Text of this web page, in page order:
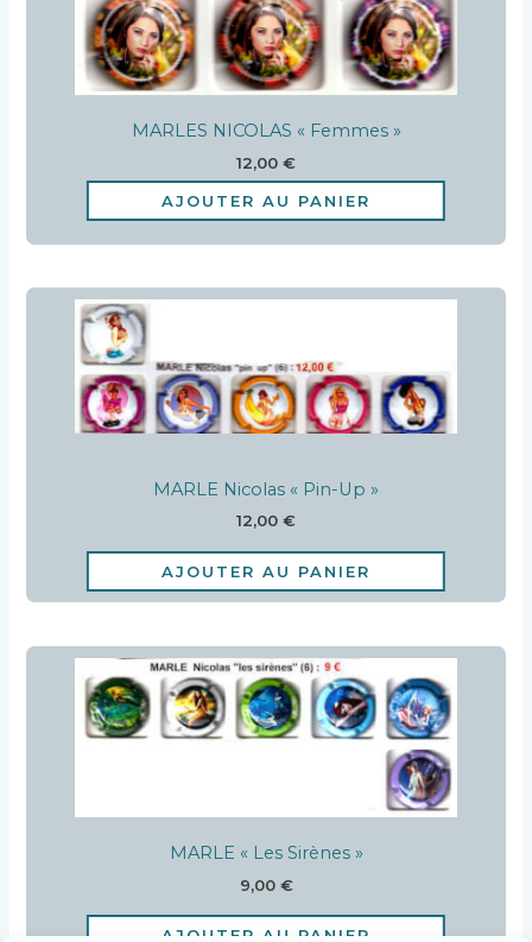
MARLES NICOLAS « Femmes »
12,00 €
AJOUTER AU PANIER
MARLE Nicolas « Pin-Up »
12,00 €
AJOUTER AU PANIER
MARLE « Les Sirènes »
9,00 €
AJOUTER AU PANIER